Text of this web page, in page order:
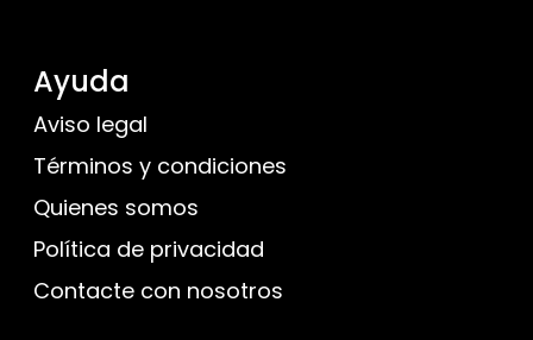
Ayuda
Aviso legal
Términos y condiciones
Quienes somos
Política de privacidad
Contacte con nosotros